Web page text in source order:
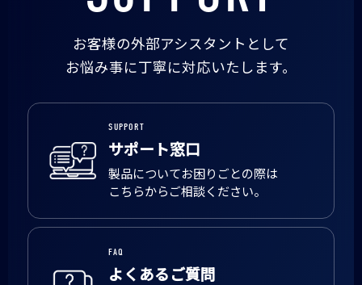
お客様の外部アシスタントとして
お悩み事に丁寧に対応いたします。
SUPPORT
サポート窓口
製品についてお困りごとの際は
こちらからご相談ください。
FAQ
よくあるご質問